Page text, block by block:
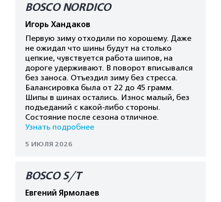
BOSCO NORDICO
Игорь Хандаков
Первую зиму отходили по хорошему. Даже
не ожидал что шины будут на столько
цепкие, чувствуется работа шипов, на
дороге удерживают. В поворот вписывался
без заноса. Отъездил зиму без стресса.
Балансировка была от 22 до 45 грамм.
Шипы в шинах остались. Износ малый, без
подъеданий с какой-либо стороны.
Состояние после сезона отличное.
Узнать подробнее
5 ИЮЛЯ 2026
BOSCO S/T
Евгений Ярмолаев